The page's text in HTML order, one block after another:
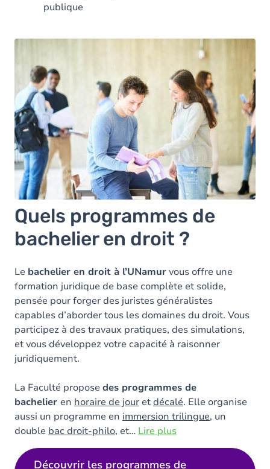
publique
Quels programmes de
bachelier en droit ?
Le bachelier en droit à l’UNamurvous offre une
formation juridique de base complète et solide,
pensée pour forger des juristes généralistes
capables d’aborder tous les domaines du droit. Vous
participez à des travaux pratiques, des simulations,
et vous développez votre capacité à raisonner
juridiquement.
La Faculté proposedes programmes de
bachelier en horaire de jour etdécalé. Elle organise
aussi un programme en immersion trilingue, un
double bac droit-philo, et… Lire plus
Découvrir les programmes de